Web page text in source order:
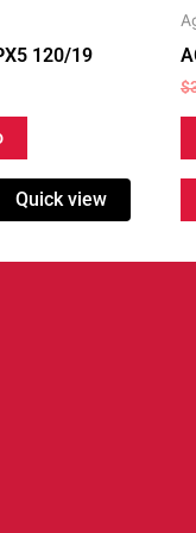
120/19
Quick view
$